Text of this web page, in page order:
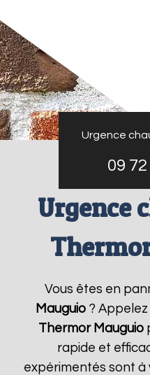
Urgence
09
Urgence
Vous êtes en
Mauguio ? Appelez
Thermor Mauguio
rapide et
expérimentés sont à